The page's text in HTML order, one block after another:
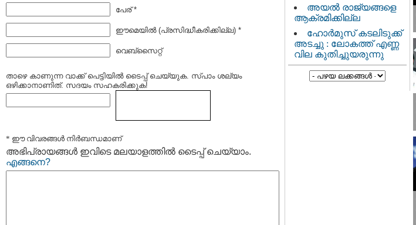
പേര് *
ഈമെയില്‍ (പ്രസിദ്ധീകരിക്കില്ല) *
വെബ്സൈറ്റ്
താഴെ കാണുന്ന വാക്ക് പെട്ടിയില്‍ ടൈപ്പ്‌ ചെയ്യുക. സ്പാം ശല്യം
ഒഴിക്കാനാണിത്. സദയം സഹകരിക്കുക!
* ഈ വിവരങ്ങള്‍ നിര്‍ബന്ധമാണ്
അഭിപ്രായങ്ങള്‍ ഇവിടെ മലയാളത്തില്‍ ടൈപ്പ് ചെയ്യാം.
എങ്ങനെ?
അയൽ രാജ്യങ്ങളെ
ആക്രമിക്കില്ല
ഹോർമുസ് കടലിടുക്ക്
അടച്ചു : ലോകത്ത് എണ്ണ
വില കുതിച്ചുയരുന്നു